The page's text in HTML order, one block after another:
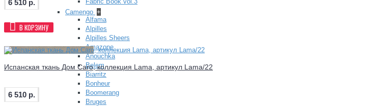
Camengo +
Alfama
Alpilles
Alpilles Sheers
Amazone
Anouchka
Belem
Biarritz
Bonheur
Boomerang
Bruges
6 510 р.
В КОРЗИНУ
Испанская ткань Дом Caro, коллекция Lama, артикул Lama/22
6 510 р.